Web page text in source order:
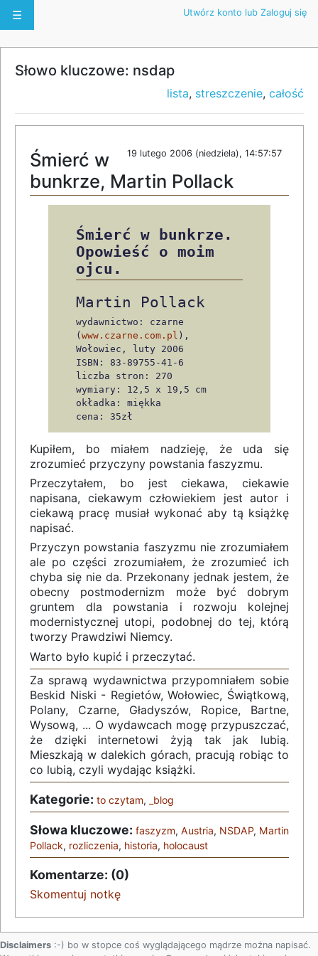
☰ Utwórz konto lub Zaloguj się
Słowo kluczowe: nsdap
lista, streszczenie, całość
19 lutego 2006 (niedziela), 14:57:57
Śmierć w
bunkrze, Martin Pollack
Śmierć w bunkrze.
Opowieść o moim
ojcu.
Martin Pollack
wydawnictwo: czarne
(www.czarne.com.pl ),
Wołowiec, luty 2006
ISBN: 83-89755-41-6
liczba stron: 270
wymiary: 12,5 x 19,5 cm
okładka: miękka
cena: 35zł
Kupiłem, bo miałem nadzieję, że uda się
zrozumieć przyczyny powstania faszyzmu.
Przeczytałem, bo jest ciekawa, ciekawie
napisana, ciekawym człowiekiem jest autor i
ciekawą pracę musiał wykonać aby tą książkę
napisać.
Przyczyn powstania faszyzmu nie zrozumiałem
ale po części zrozumiałem, że zrozumieć ich
chyba się nie da. Przekonany jednak jestem, że
obecny postmodernizm może być dobrym
gruntem dla powstania i rozwoju kolejnej
modernistycznej utopi, podobnej do tej, którą
tworzy Prawdziwi Niemcy.
Warto było kupić i przeczytać.
Za sprawą wydawnictwa przypomniałem sobie
Beskid Niski - Regietów, Wołowiec, Świątkową,
Polany, Czarne, Gładyszów, Ropice, Bartne,
Wysową, ... O wydawcach mogę przypuszczać,
że dzięki internetowi żyją tak jak lubią.
Mieszkają w dalekich górach, pracują robiąc to
co lubią, czyli wydając książki.
Kategorie: to czytam, _blog
Słowa kluczowe: faszyzm, Austria, NSDAP, Martin
Pollack, rozliczenia, historia, holocaust
Komentarze: (0)
Skomentuj notkę
Disclaimers :-) bo w stopce coś wyglądającego mądrze można napisać.